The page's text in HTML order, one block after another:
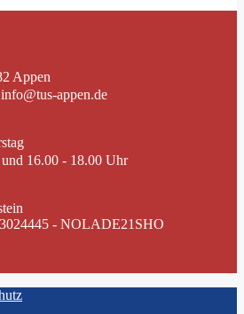
Appen
info@tus-appen.de
16.00 - 18.00 Uhr
- NOLADE21SHO